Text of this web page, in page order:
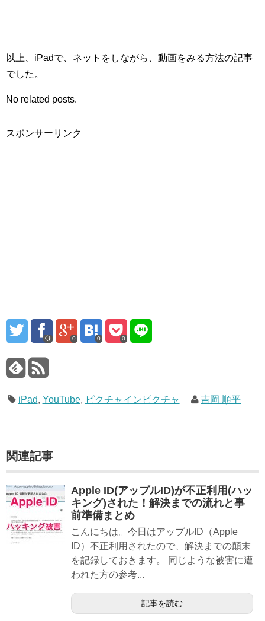
以上、iPadで、ネットをしながら、動画をみる方法の記事
でした。
No related posts.
スポンサーリンク
0 0 0
iPad, YouTube, ピクチャインピクチャ 吉岡 順平
関連記事
Apple ID(アップルID)が不正利用(ハッ
キング)された！解決までの流れと事
前準備まとめ
こんにちは。今日はアップルID（Apple
ID）不正利用されたので、解決までの顛末
を記録しておきます。 同じような被害に遭
われた方の参考...
記事を読む